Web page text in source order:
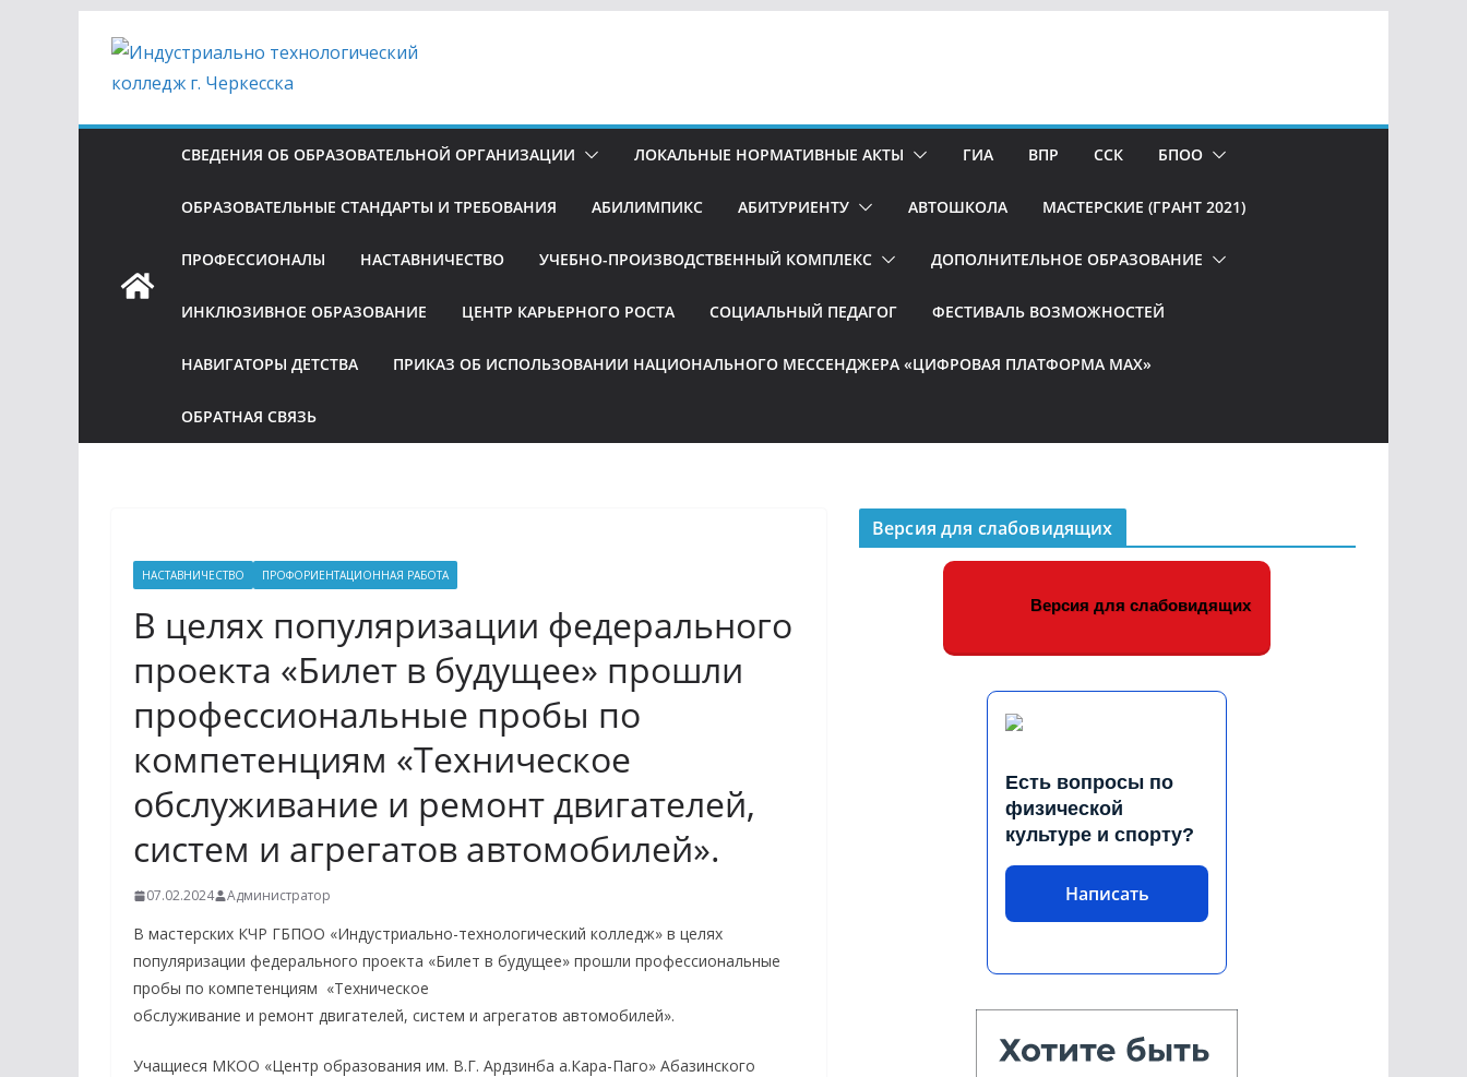
содержимому
СВЕДЕНИЯ ОБ ОБРАЗОВАТЕЛЬНОЙ ОРГАНИЗАЦИИ ЛОКАЛЬНЫЕ НОРМАТИВНЫЕ АКТЫ ГИА ВПР ССК БПОО
ОБРАЗОВАТЕЛЬНЫЕ СТАНДАРТЫ И ТРЕБОВАНИЯ АБИЛИМПИКС АБИТУРИЕНТУ АВТОШКОЛА МАСТЕРСКИЕ (ГРАНТ 2021)
ПРОФЕССИОНАЛЫ НАСТАВНИЧЕСТВО УЧЕБНО-ПРОИЗВОДСТВЕННЫЙ КОМПЛЕКС ДОПОЛНИТЕЛЬНОЕ ОБРАЗОВАНИЕ
ИНКЛЮЗИВНОЕ ОБРАЗОВАНИЕ ЦЕНТР КАРЬЕРНОГО РОСТА СОЦИАЛЬНЫЙ ПЕДАГОГ ФЕСТИВАЛЬ ВОЗМОЖНОСТЕЙ
НАВИГАТОРЫ ДЕТСТВА ПРИКАЗ ОБ ИСПОЛЬЗОВАНИИ НАЦИОНАЛЬНОГО МЕССЕНДЖЕРА «ЦИФРОВАЯ ПЛАТФОРМА МАХ»
ОБРАТНАЯ СВЯЗЬ
НАСТАВНИЧЕСТВО ПРОФОРИЕНТАЦИОННАЯ РАБОТА
В целях популяризации федерального
проекта «Билет в будущее» прошли
профессиональные пробы по
компетенциям «Техническое
обслуживание и ремонт двигателей,
систем и агрегатов автомобилей».
07.02.2024 Администратор
В мастерских КЧР ГБПОО «Индустриально-технологический колледж» в целях
популяризации федерального проекта «Билет в будущее» прошли профессиональные
пробы по компетенциям «Техническое
обслуживание и ремонт двигателей, систем и агрегатов автомобилей».
Учащиеся МКОО «Центр образования им. В.Г. Ардзинба а.Кара-Паго» Абазинского
Версия для слабовидящих
Версия для слабовидящих
Есть вопросы по
физической
культуре и спорту?
Написать